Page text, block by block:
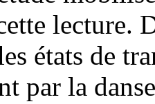
lecture.
états de
par la